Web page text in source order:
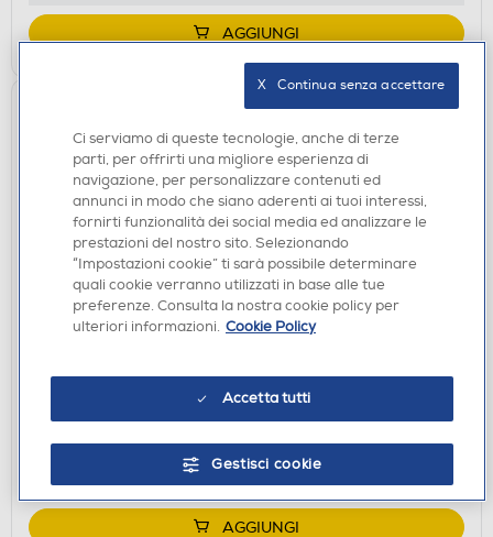
AGGIUNGI
SMARTPHONE DUAL SIM
PANTONE Tapestry
disponibile
Ritiro in negozio in 30' gratuito:
AGGIUNGI
Ci serviamo di queste tecnologie, anche di terze
parti, per offrirti una migliore esperienza di
navigazione, per personalizzare contenuti ed
annunci in modo che siano aderenti ai tuoi interessi,
fornirti funzionalità dei social media ed analizzare le
prestazioni del nostro sito. Selezionando
“Impostazioni cookie” ti sarà possibile determinare
quali cookie verranno utilizzati in base alle tue
preferenze. Consulta la nostra cookie policy per
ulteriori informazioni. Cookie Policy
Accetta tutti
Gestisci cookie
X   Continua senza accettare